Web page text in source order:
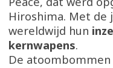
Hiroshima. Met de
wereldwijd hun
kernwapens.
De